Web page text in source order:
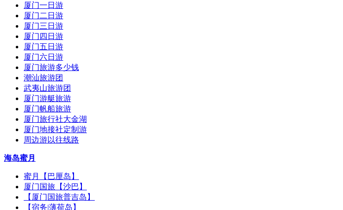
厦门一日游
厦门二日游
厦门三日游
厦门四日游
厦门五日游
厦门六日游
厦门旅游多少钱
潮汕旅游团
武夷山旅游团
厦门游艇旅游
厦门帆船旅游
厦门旅行社大金湖
厦门地接社定制游
周边游以往线路
海岛蜜月
蜜月【巴厘岛】
厦门国旅【沙巴】
【厦门国旅普吉岛】
【宿务|薄荷岛】